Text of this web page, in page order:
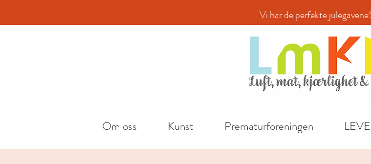
Vi har de perfekte julegavene!
Om oss Kunst Prematurforeningen LEVE